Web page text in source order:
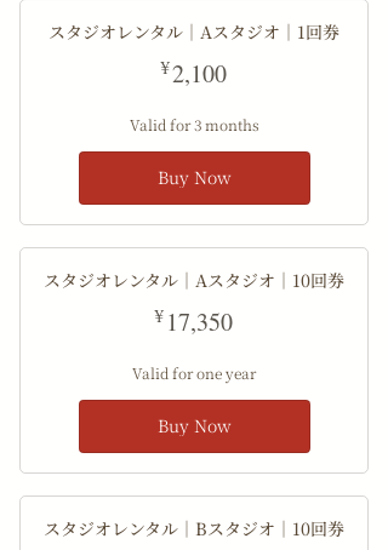
スタジオレンタル｜Aスタジオ｜1回券
¥2,100
Valid for 3 months
Buy Now
スタジオレンタル｜Aスタジオ｜10回券
¥ 17,350
Valid for one year
Buy Now
スタジオレンタル｜Bスタジオ｜10回券